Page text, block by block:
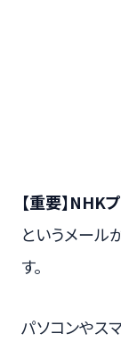
【重要】NHK
というメール
す。
パソコンやス